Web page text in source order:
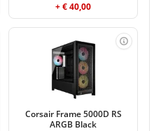
+ € 40,00
Corsair Frame 5000D RS
ARGB Black